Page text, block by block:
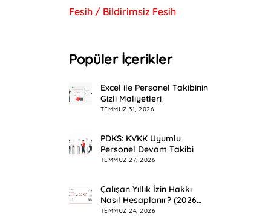
Fesih / Bildirimsiz Fesih
Popüler İçerikler
Excel ile Personel Takibinin
Gizli Maliyetleri
TEMMUZ 31, 2026
PDKS: KVKK Uyumlu
Personel Devam Takibi
TEMMUZ 27, 2026
Çalışan Yıllık İzin Hakkı
Nasıl Hesaplanır? (2026
Rehberi)
TEMMUZ 24, 2026